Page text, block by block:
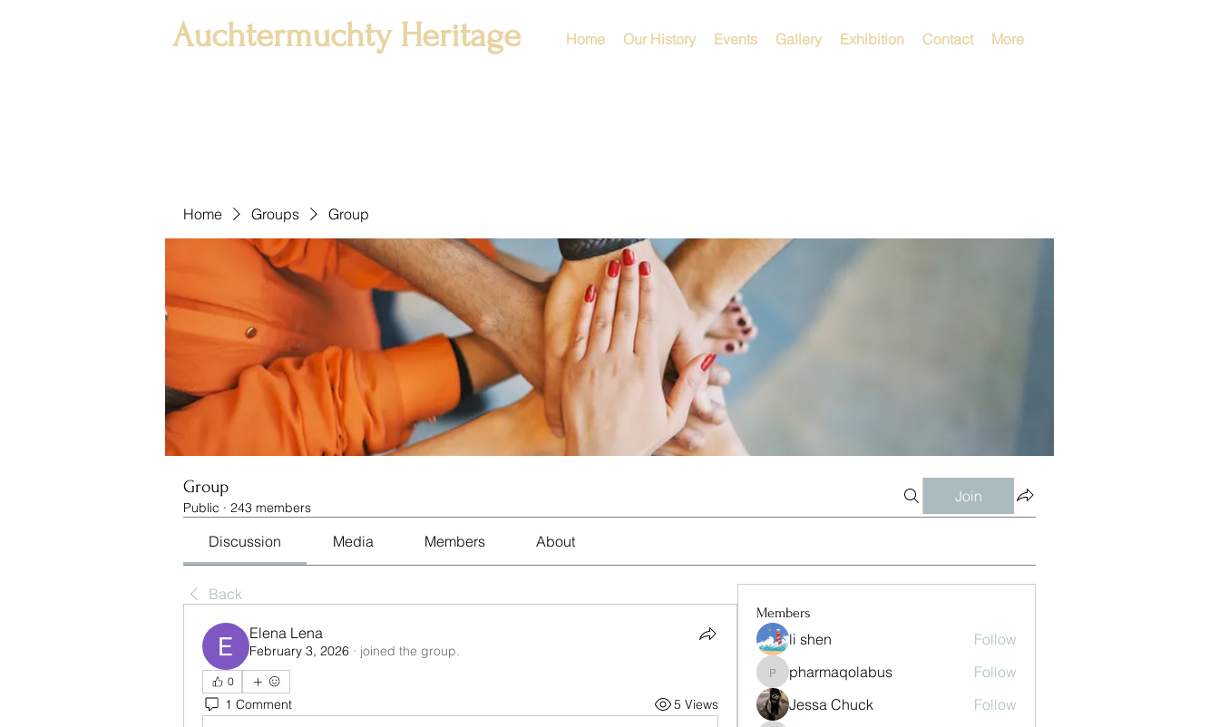
Auchtermuchty Heritage Home Our History Events Gallery Exhibition Contact More
Home Groups Group
Group
Public · 243 members
Join
Discussion Media Members About
Back
Elena Lena
February 3, 2026 · joined the group.
0
1 Comment 5 Views
Members
li shen Follow
pharmaqolabus
pharmaqolabus
Follow
Jessa Chuck
Follow